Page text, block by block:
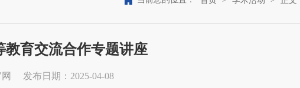
育交流合作专题讲座
发布日期：2025-04-08